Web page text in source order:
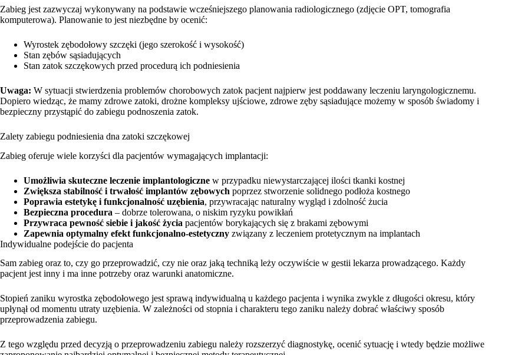
Zabieg jest zazwyczaj wykonywany na podstawie wcześniejszego planowania radiologicznego (zdjęcie OPT, tomografia
komputerowa). Planowanie to jest niezbędne by ocenić:
Wyrostek zębodołowy szczęki (jego szerokość i wysokość)
Stan zębów sąsiadujących
Stan zatok szczękowych przed procedurą ich podniesienia
Uwaga: W sytuacji stwierdzenia problemów chorobowych zatok pacjent najpierw jest poddawany leczeniu laryngologicznemu.
Dopiero wiedząc, że mamy zdrowe zatoki, drożne kompleksy ujściowe, zdrowe zęby sąsiadujące możemy w sposób świadomy i
bezpieczny przystąpić do zabiegu podnoszenia zatok.
Zalety zabiegu podniesienia dna zatoki szczękowej
Zabieg oferuje wiele korzyści dla pacjentów wymagających implantacji:
Umożliwia skuteczne leczenie implantologiczne w przypadku niewystarczającej ilości tkanki kostnej
Zwiększa stabilność i trwałość implantów zębowych poprzez stworzenie solidnego podłoża kostnego
Poprawia estetykę i funkcjonalność uzębienia, przywracając naturalny wygląd i zdolność żucia
Bezpieczna procedura – dobrze tolerowana, o niskim ryzyku powikłań
Przywraca pewność siebie i jakość życia pacjentów borykających się z brakami zębowymi
Zapewnia optymalny efekt funkcjonalno-estetyczny związany z leczeniem protetycznym na implantach
Indywidualne podejście do pacjenta
Sam zabieg oraz to, czy go przeprowadzić, czy nie oraz jaką techniką leży oczywiście w gestii lekarza prowadzącego. Każdy
pacjent jest inny i ma inne potrzeby oraz warunki anatomiczne.
Stopień zaniku wyrostka zębodołowego jest sprawą indywidualną u każdego pacjenta i wynika zwykle z długości okresu, który
upłynął od momentu utraty uzębienia. W zależności od stopnia i charakteru tego zaniku należy dobrać właściwy sposób
przeprowadzenia zabiegu.
Z tego względu przed decyzją o przeprowadzeniu zabiegu należy rozszerzyć diagnostykę, ocenić sytuację i wtedy będzie możliwe